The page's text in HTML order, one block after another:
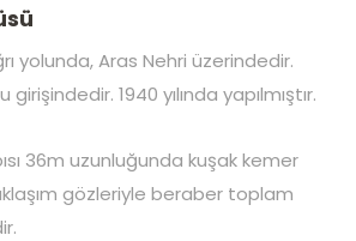
yolunda, Aras Nehri üzerindedir.
1940 yılında yapılmıştır.
36m uzunluğunda kuşak kemer
gözleriyle beraber toplam